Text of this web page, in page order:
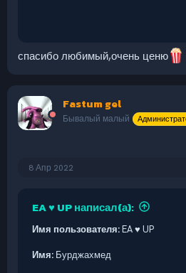
спасибо любимый,очень ценю
Fastum gel
Бывалый малый
8 Апр 2022
EA ♥ UP написал(а):
Имя пользователя:EA ♥ UP
Имя: Бурджахмед